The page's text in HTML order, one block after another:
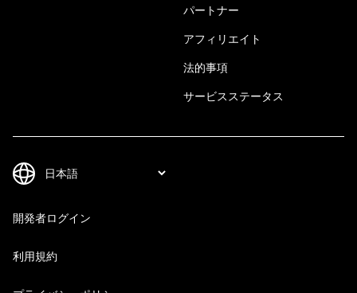
パートナー
アフィリエイト
法的事項
サービスステータス
開発者ログイン
利用規約